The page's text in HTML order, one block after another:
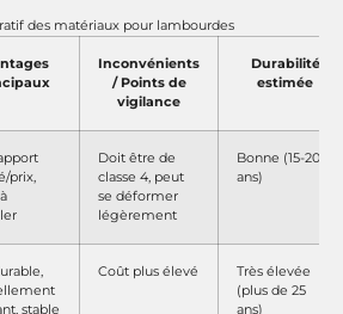
des matériaux pour lambourdes
Inconvénients
/ Points de
vigilance
Durabilité
estimée
prix,
Doit être de
classe 4, peut
se déformer
légèrement
Bonne (15-20
ans)
stable
Coût plus élevé
Très élevée
(plus de 25
ans)